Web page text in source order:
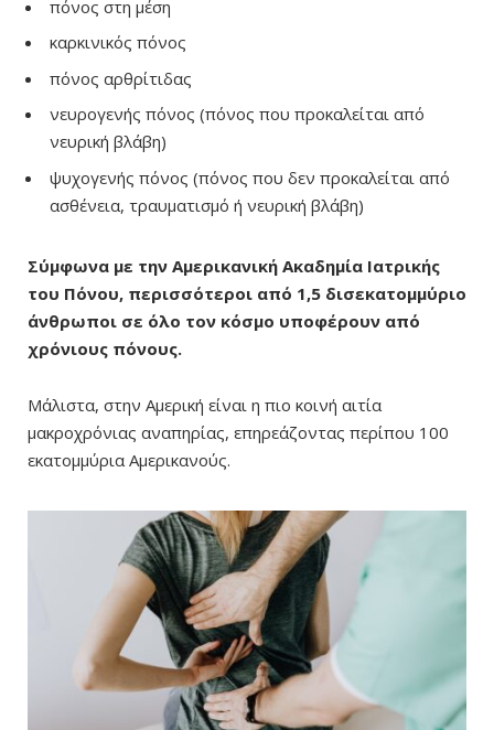
πόνος στη μέση
καρκινικός πόνος
πόνος αρθρίτιδας
νευρογενής πόνος (πόνος που προκαλείται από
νευρική βλάβη)
ψυχογενής πόνος (πόνος που δεν προκαλείται από
ασθένεια, τραυματισμό ή νευρική βλάβη)
Σύμφωνα με την Αμερικανική Ακαδημία Ιατρικής
του Πόνου, περισσότεροι από 1,5 δισεκατομμύριο
άνθρωποι σε όλο τον κόσμο υποφέρουν από
χρόνιους πόνους.
Μάλιστα, στην Αμερική είναι η πιο κοινή αιτία
μακροχρόνιας αναπηρίας, επηρεάζοντας περίπου 100
εκατομμύρια Αμερικανούς.